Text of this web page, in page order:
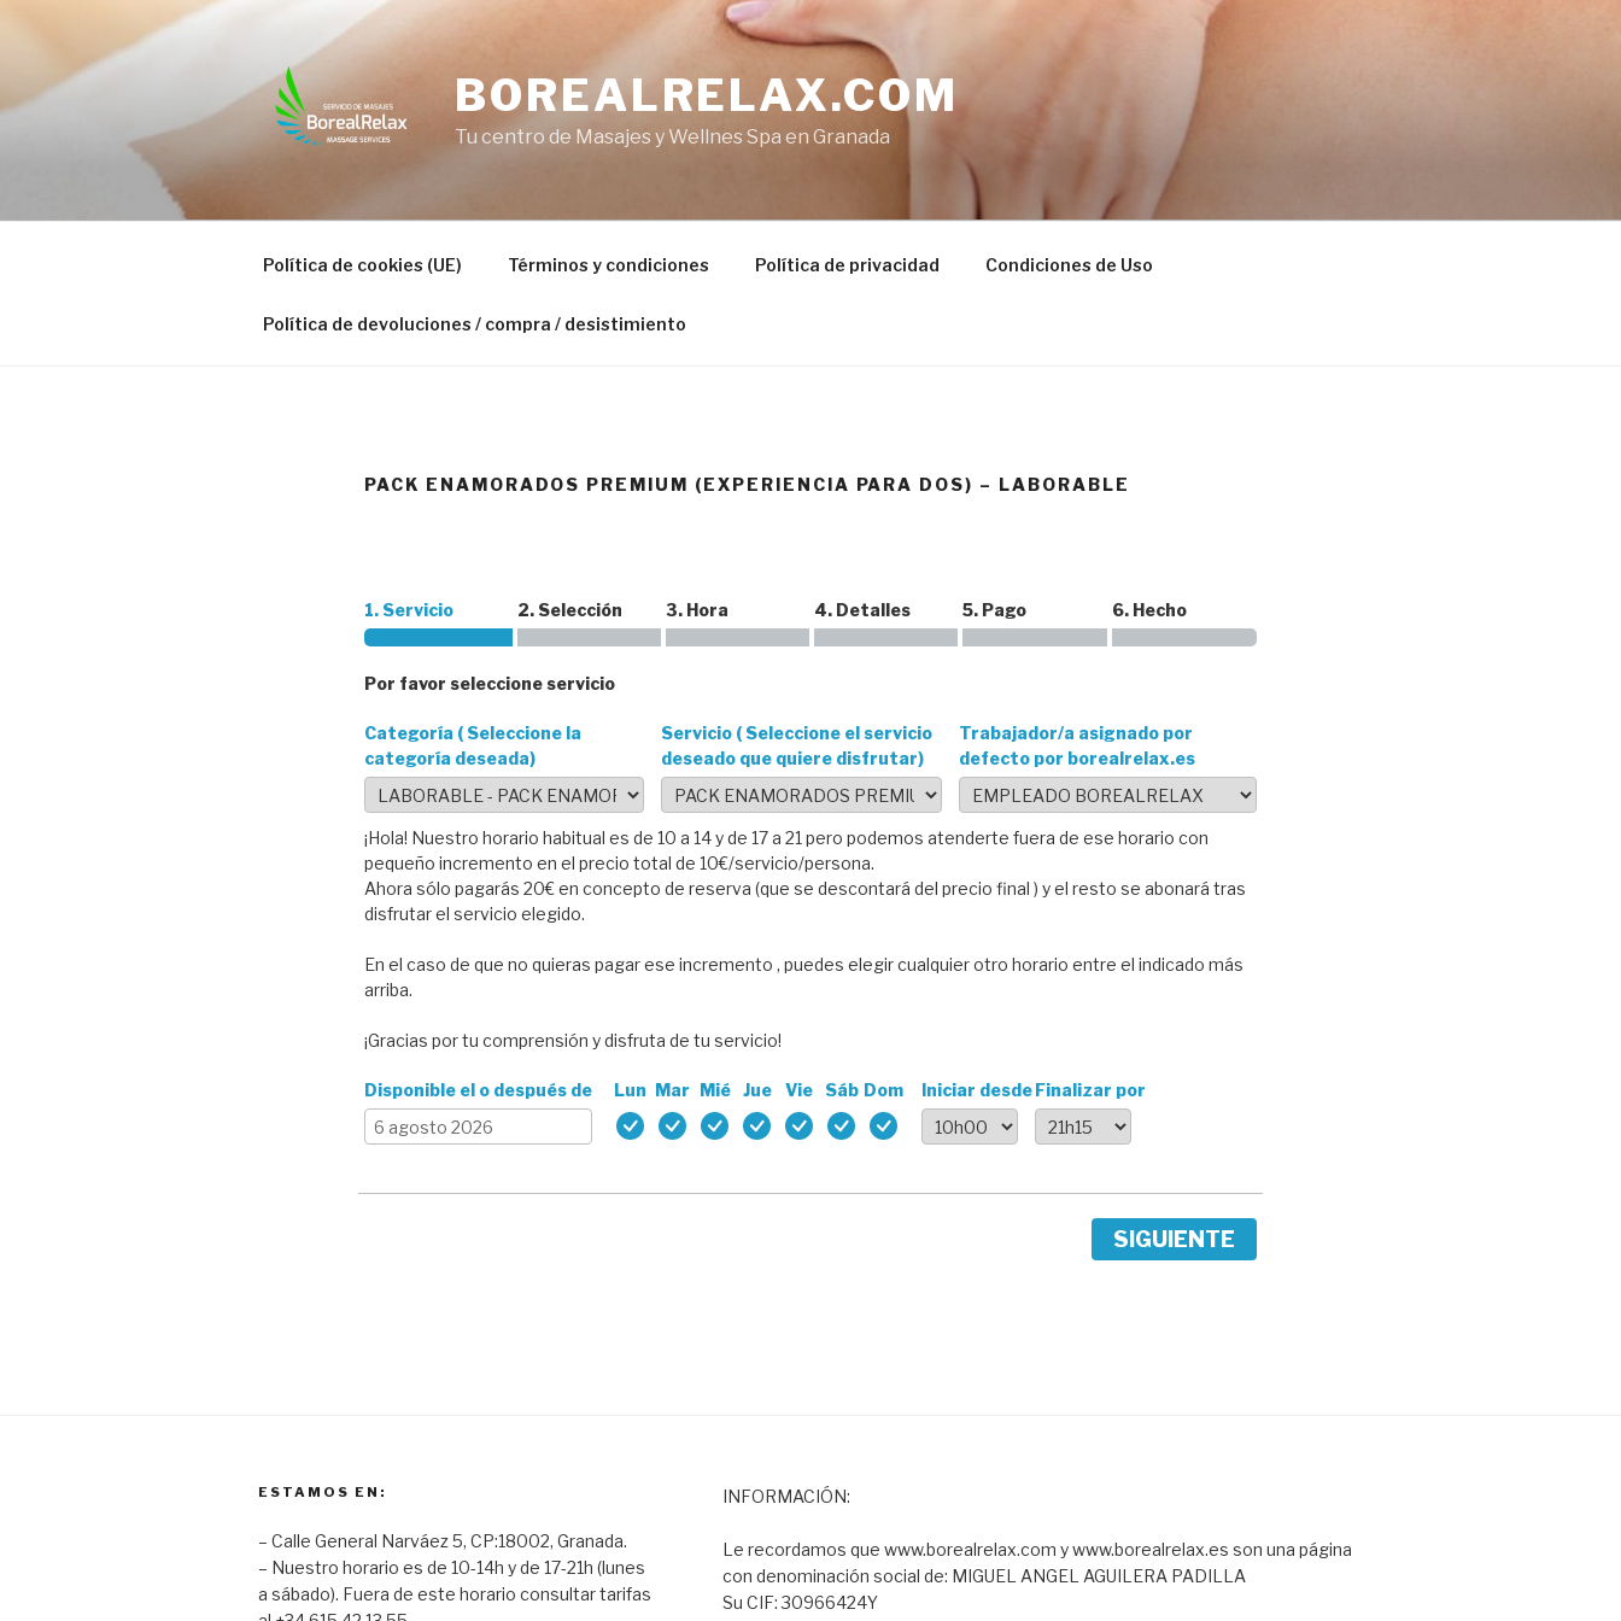
contenido
BOREALRELAX.COM
Tu centro de Masajes y Wellnes Spa en Granada
Política de cookies (UE) Términos y condiciones Política de privacidad Condiciones de Uso
Política de devoluciones / compra / desistimiento
PACK ENAMORADOS PREMIUM (EXPERIENCIA PARA DOS) – LABORABLE
1. Servicio 2. Selección 3. Hora 4. Detalles 5. Pago 6. Hecho
Por favor seleccione servicio
Categoría ( Seleccione la
categoría deseada)
Servicio ( Seleccione el servicio
deseado que quiere disfrutar)
Trabajador/a asignado por
defecto por borealrelax.es
¡Hola! Nuestro horario habitual es de 10 a 14 y de 17 a 21 pero podemos atenderte fuera de ese horario con
pequeño incremento en el precio total de 10€/servicio/persona.
Ahora sólo pagarás 20€ en concepto de reserva (que se descontará del precio final ) y el resto se abonará tras
disfrutar el servicio elegido.
En el caso de que no quieras pagar ese incremento , puedes elegir cualquier otro horario entre el indicado más
arriba.
¡Gracias por tu comprensión y disfruta de tu servicio!
Disponible el o después de Lun Mar Mié Jue Vie Sáb Dom Iniciar desdeFinalizar por
SIGUIENTE
ESTAMOS EN:
– Calle General Narváez 5, CP:18002, Granada.
– Nuestro horario es de 10-14h y de 17-21h (lunes
a sábado). Fuera de este horario consultar tarifas
INFORMACIÓN:
Le recordamos que www.borealrelax.com y www.borealrelax.es son una página
con denominación social de: MIGUEL ANGEL AGUILERA PADILLA
Su CIF: 30966424Y